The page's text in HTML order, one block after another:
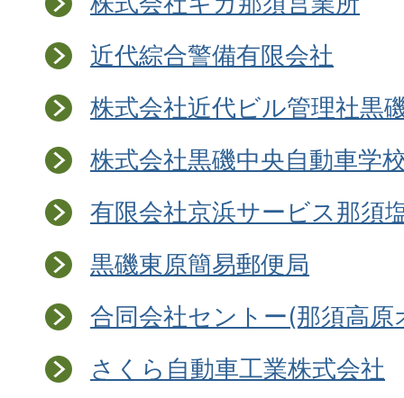
近代綜合警備有限会社
株式会社近代ビル管理社黒
株式会社黒磯中央自動車学
有限会社京浜サービス那須
黒磯東原簡易郵便局
合同会社セントー(那須高
さくら自動車工業株式会社